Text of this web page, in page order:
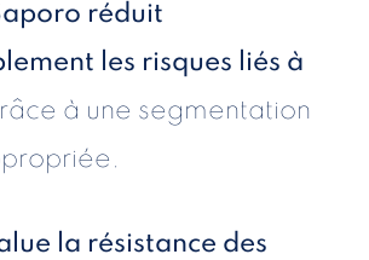
réduit
les risques liés à
à une segmentation
la résistance des